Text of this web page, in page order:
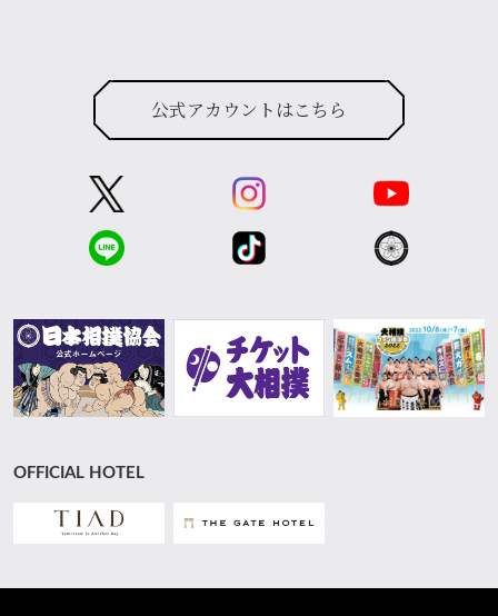
公式アカウントはこちら
OFFICIAL HOTEL